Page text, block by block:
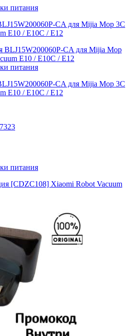
питания
CA для Mijia Mop 3С
E10 / E10C / E12
питания
CA для Mijia Mop 3С
E10 / E10C / E12
питания
[CDZC108] Xiaomi Robot Vacuum